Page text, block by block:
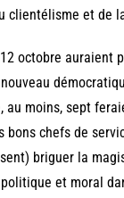
clientélisme et de
octobre auraient
au moins, sept
bons chefs de
briguer la
et moral